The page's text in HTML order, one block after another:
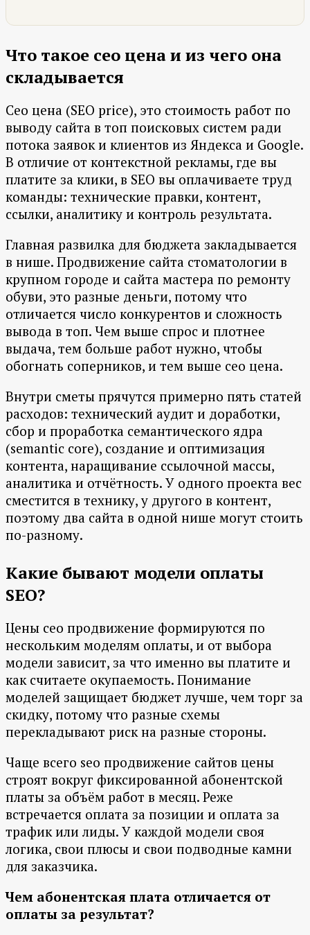
Что такое сео цена и из чего она
складывается
Сео цена (SEO price), это стоимость работ по
выводу сайта в топ поисковых систем ради
потока заявок и клиентов из Яндекса и Google.
В отличие от контекстной рекламы, где вы
платите за клики, в SEO вы оплачиваете труд
команды: технические правки, контент,
ссылки, аналитику и контроль результата.
Главная развилка для бюджета закладывается
в нише. Продвижение сайта стоматологии в
крупном городе и сайта мастера по ремонту
обуви, это разные деньги, потому что
отличается число конкурентов и сложность
вывода в топ. Чем выше спрос и плотнее
выдача, тем больше работ нужно, чтобы
обогнать соперников, и тем выше сео цена.
Внутри сметы прячутся примерно пять статей
расходов: технический аудит и доработки,
сбор и проработка семантического ядра
(semantic core), создание и оптимизация
контента, наращивание ссылочной массы,
аналитика и отчётность. У одного проекта вес
сместится в технику, у другого в контент,
поэтому два сайта в одной нише могут стоить
по-разному.
Какие бывают модели оплаты
SEO?
Цены сео продвижение формируются по
нескольким моделям оплаты, и от выбора
модели зависит, за что именно вы платите и
как считаете окупаемость. Понимание
моделей защищает бюджет лучше, чем торг за
скидку, потому что разные схемы
перекладывают риск на разные стороны.
Чаще всего seo продвижение сайтов цены
строят вокруг фиксированной абонентской
платы за объём работ в месяц. Реже
встречается оплата за позиции и оплата за
трафик или лиды. У каждой модели своя
логика, свои плюсы и свои подводные камни
для заказчика.
Чем абонентская плата отличается от
оплаты за результат?